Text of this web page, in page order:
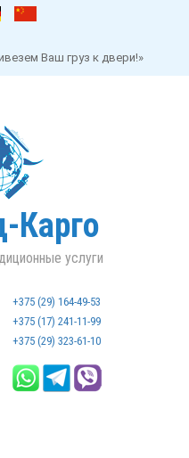
Ваш груз к двери!»
Карго
услуги
+375 (29) 164-49-53
+375 (17) 241-11-99
+375 (29) 323-61-10